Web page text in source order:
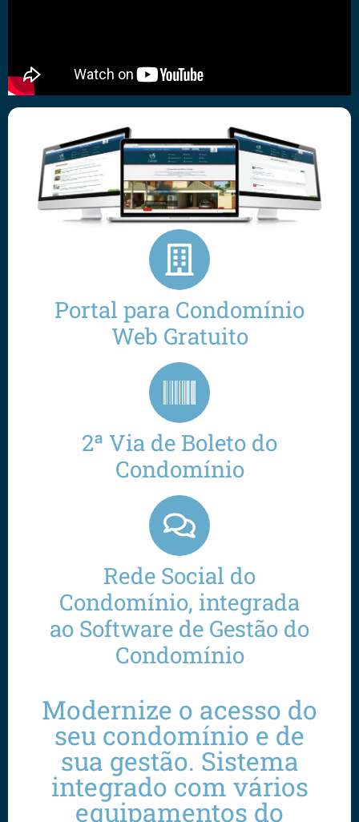
Portal para Condomínio
Web Gratuito
2ª Via de Boleto do
Condomínio
Rede Social do
Condomínio, integrada
ao Software de Gestão do
Condomínio
Modernize o acesso do
seu condomínio e de
sua gestão. Sistema
integrado com vários
equipamentos do